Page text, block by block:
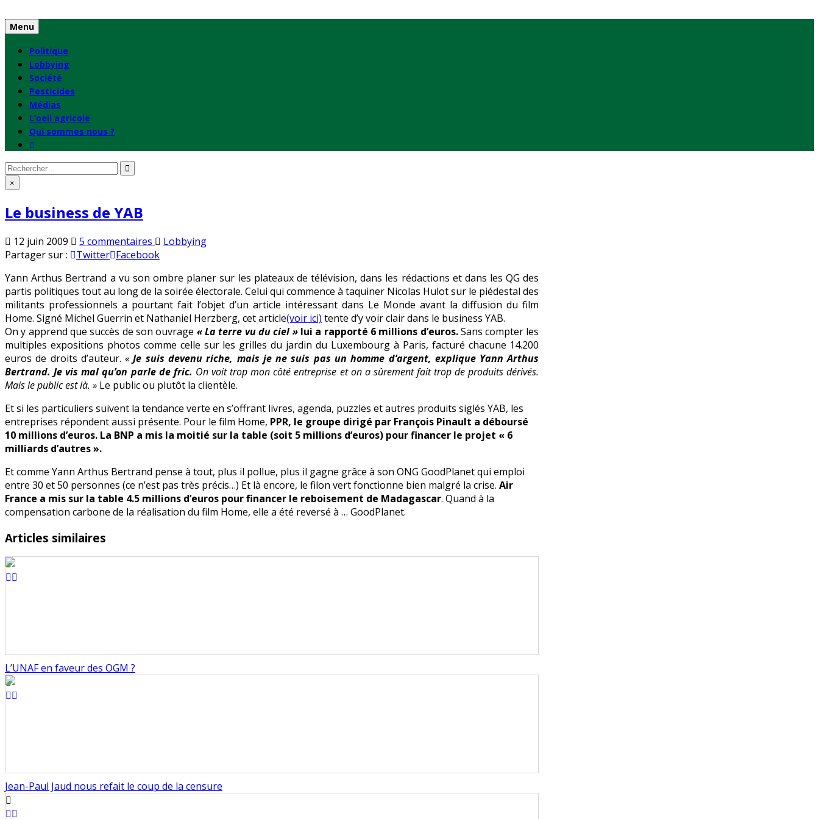
to
content
Menu
Politique
Lobbying
Société
Pesticides
Médias
L’oeil agricole
Qui sommes nous ?
Rechercher
: ×
Le business de YAB
12 juin 2009 5 commentaires sur
Le
de
YAB
Publié
Lobbying
Partager sur :
Twitter Facebook
Yann Arthus Bertrand a vu son ombre planer sur les plateaux de télévision, dans les rédactions et dans les QG des
partis politiques tout au long de la soirée électorale. Celui qui commence à taquiner Nicolas Hulot sur le piédestal des
militants professionnels a pourtant fait l’objet d’un article intéressant dans Le Monde avant la diffusion du film
Home. Signé Michel Guerrin et Nathaniel Herzberg, cet article(voir ici) tente d’y voir clair dans le business YAB.
On y apprend que succès de son ouvrage « La terre vu du ciel » lui a rapporté 6 millions d’euros.Sans compter les
multiples expositions photos comme celle sur les grilles du jardin du Luxembourg à Paris, facturé chacune 14.200
euros de droits d’auteur.«Je suis devenu riche, mais je ne suis pas un homme d’argent, explique Yann Arthus
Bertrand. Je vis mal qu’on parle de fric. On voit trop mon côté entreprise et on a sûrement fait trop de produits dérivés.
Mais le public est là. » Le public ou plutôt la clientèle.
Et si les particuliers suivent la tendance verte en s’offrant livres, agenda, puzzles et autres produits siglés YAB, les
entreprises répondent aussi présente. Pour le film Home, PPR, le groupe dirigé par François Pinault a déboursé
10 millions d’euros. La BNP a mis la moitié sur la table (soit 5 millions d’euros) pour financer le projet « 6
milliards d’autres ».
Et comme Yann Arthus Bertrand pense à tout, plus il pollue, plus il gagne grâce à son ONG GoodPlanet qui emploi
entre 30 et 50 personnes (ce n’est pas très précis…) Et là encore, le filon vert fonctionne bien malgré la crise. Air
France a mis sur la table 4.5 millions d’euros pour financer le reboisement de Madagascar. Quand à la
compensation carbone de la réalisation du film Home, elle a été reversé à … GoodPlanet.
Articles similaires
L’UNAF en faveur des OGM ?
Jean-Paul Jaud nous refait le coup de la censure